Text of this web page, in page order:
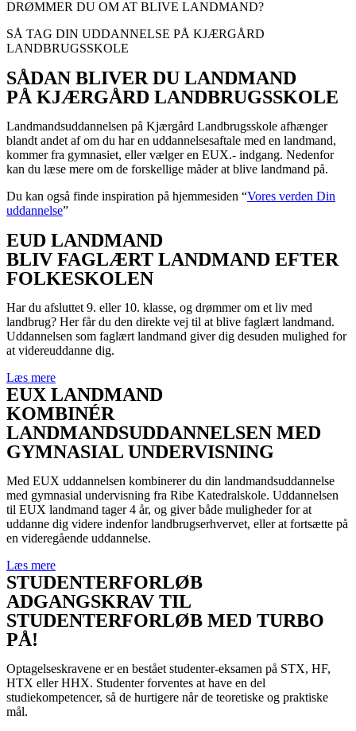
DRØMMER DU OM AT BLIVE LANDMAND?
SÅ TAG DIN UDDANNELSE PÅ KJÆRGÅRD
LANDBRUGSSKOLE
SÅDAN BLIVER DU LANDMAND
PÅ KJÆRGÅRD LANDBRUGSSKOLE
Landmandsuddannelsen på Kjærgård Landbrugsskole afhænger
blandt andet af om du har en uddannelsesaftale med en landmand,
kommer fra gymnasiet, eller vælger en EUX.- indgang. Nedenfor
kan du læse mere om de forskellige måder at blive landmand på.
Du kan også finde inspiration på hjemmesiden “Vores verden Din
uddannelse”
EUD LANDMAND
BLIV FAGLÆRT LANDMAND EFTER
FOLKESKOLEN
Har du afsluttet 9. eller 10. klasse, og drømmer om et liv med
landbrug? Her får du den direkte vej til at blive faglært landmand.
Uddannelsen som faglært landmand giver dig desuden mulighed for
at videreuddanne dig.
Læs mere
EUX LANDMAND
KOMBINÉR
LANDMANDSUDDANNELSEN MED
GYMNASIAL UNDERVISNING
Med EUX uddannelsen kombinerer du din landmandsuddannelse
med gymnasial undervisning fra Ribe Katedralskole. Uddannelsen
til EUX landmand tager 4 år, og giver både muligheder for at
uddanne dig videre indenfor landbrugserhvervet, eller at fortsætte på
en videregående uddannelse.
Læs mere
STUDENTERFORLØB
ADGANGSKRAV TIL
STUDENTERFORLØB MED TURBO
PÅ!
Optagelseskravene er en bestået studenter-eksamen på STX, HF,
HTX eller HHX. Studenter forventes at have en del
studiekompetencer, så de hurtigere når de teoretiske og praktiske
mål.